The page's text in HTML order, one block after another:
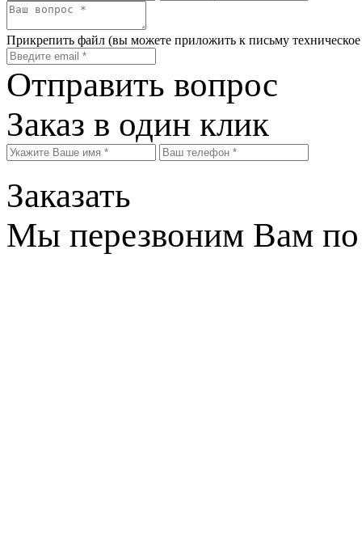
Прикрепить файл (вы можете приложить к письму
Отправить вопрос
Заказ в один клик
Заказать
Мы перезвоним Вам по